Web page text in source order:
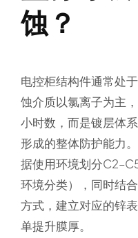
蚀？
电控柜结构件通常处
蚀介质以氯离子为主
小时数，而是镀层体
形成的整体防护能力
据使用环境划分
环境分类），同时结
方式，建立对应的锌
单提升膜厚。